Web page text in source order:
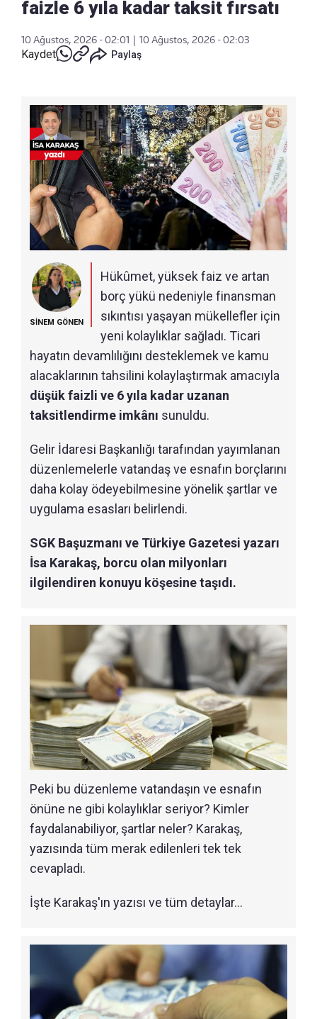
faizle 6 yıla kadar taksit fırsatı
10 Ağustos, 2026 - 02:01 10 Ağustos, 2026 - 02:03
Kaydet Paylaş
SİNEM GÖNEN
Hükûmet, yüksek faiz ve artan
borç yükü nedeniyle finansman
sıkıntısı yaşayan mükellefler için
yeni kolaylıklar sağladı. Ticari
hayatın devamlılığını desteklemek ve kamu
alacaklarının tahsilini kolaylaştırmak amacıyla
düşük faizli ve 6 yıla kadar uzanan
taksitlendirme imkânı sunuldu.
Gelir İdaresi Başkanlığı tarafından yayımlanan
düzenlemelerle vatandaş ve esnafın borçlarını
daha kolay ödeyebilmesine yönelik şartlar ve
uygulama esasları belirlendi.
SGK Başuzmanı ve Türkiye Gazetesi yazarı
İsa Karakaş, borcu olan milyonları
ilgilendiren konuyu köşesine taşıdı.
Peki bu düzenleme vatandaşın ve esnafın
önüne ne gibi kolaylıklar seriyor? Kimler
faydalanabiliyor, şartlar neler? Karakaş,
yazısında tüm merak edilenleri tek tek
cevapladı.
İşte Karakaş'ın yazısı ve tüm detaylar...